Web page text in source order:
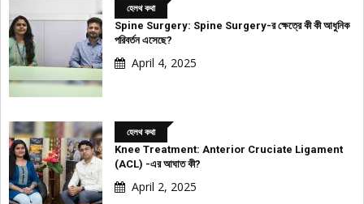
হেলথ কথা
Spine Surgery: Spine Surgery-র ক্ষেত্রে কী কী আধুনিক
পরিবর্তন এসেছে?
April 4, 2025
হেলথ কথা
Knee Treatment: Anterior Cruciate Ligament
(ACL) -এর আঘাত কী?
April 2, 2025